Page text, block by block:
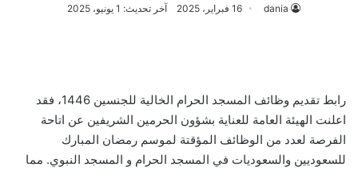
dania 16 فبراير، 2025 آخر تحديث: 1 يونيو، 2025
رابط تقديم وظائف المسجد الحرام الخالية للجنسين 1446، فقد
اعلنت الهيئة العامة للعناية بشؤون الحرمين الشريفين عن اتاحة
الفرصة لعدد من الوظائف المؤقتة لموسم رمضان المبارك
للسعوديين والسعوديات في المسجد الحرام و المسجد النبوي. مما